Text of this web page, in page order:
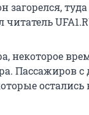
загорелся, туда
некоторое
Пассажиров с
остались